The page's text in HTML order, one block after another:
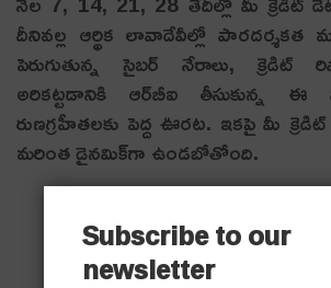
దీనివల్ల ఆర్థిక లావాదేవీల్లో పారదర్శకత
పెరుగుతున్న సైబర్ నేరాలు, క్రెడిట్
అరికట్టడానికి ఆర్‌బీఐ తీసుకున్న
రుణగ్రహీతలకు పెద్ద ఊరట. ఇకపై మీ
మరింత డైనమిక్‌గా ఉండబోతోంది.
Subscribe to our
newsletter